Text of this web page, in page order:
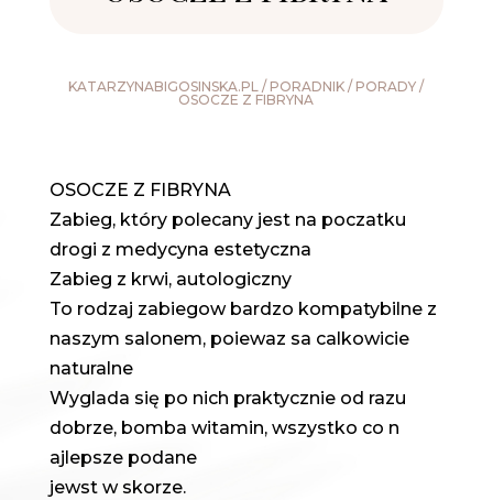
KATARZYNABIGOSINSKA.PL / PORADNIK / PORADY /
OSOCZE Z FIBRYNA
OSOCZE Z FIBRYNA
Zabieg, który polecany jest na poczatku
drogi z medycyna estetyczna
Zabieg z krwi, autologiczny
To rodzaj zabiegow bardzo kompatybilne z
naszym salonem, poiewaz sa calkowicie
naturalne
Wyglada się po nich praktycznie od razu
dobrze, bomba witamin, wszystko co n
ajlepsze podane
jewst w skorze.